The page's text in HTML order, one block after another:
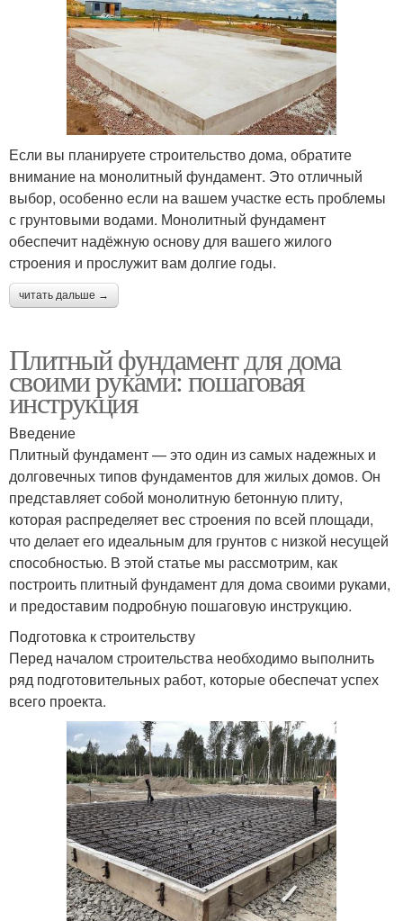
Если вы планируете строительство дома, обратите
внимание на монолитный фундамент. Это отличный
выбор, особенно если на вашем участке есть проблемы
с грунтовыми водами. Монолитный фундамент
обеспечит надёжную основу для вашего жилого
строения и прослужит вам долгие годы.
читать дальше →
Плитный фундамент для дома
своими руками: пошаговая
инструкция
Введение
Плитный фундамент — это один из самых надежных и
долговечных типов фундаментов для жилых домов. Он
представляет собой монолитную бетонную плиту,
которая распределяет вес строения по всей площади,
что делает его идеальным для грунтов с низкой несущей
способностью. В этой статье мы рассмотрим, как
построить плитный фундамент для дома своими руками,
и предоставим подробную пошаговую инструкцию.
Подготовка к строительству
Перед началом строительства необходимо выполнить
ряд подготовительных работ, которые обеспечат успех
всего проекта.